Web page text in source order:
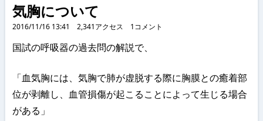
気胸について
2016/11/16 13:41 2,341アクセス 1コメント
国試の呼吸器の過去問の解説で、
「血気胸には、気胸で肺が虚脱する際に胸膜との癒着部
位が剥離し、血管損傷が起こることによって生じる場合
がある」